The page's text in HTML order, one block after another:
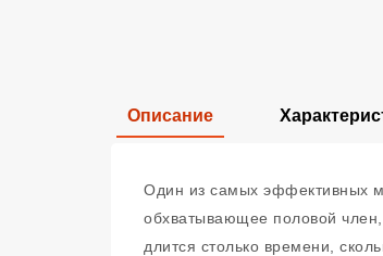
Описание
Один из самых эффективных
обхватывающее половой
длится столько времени,